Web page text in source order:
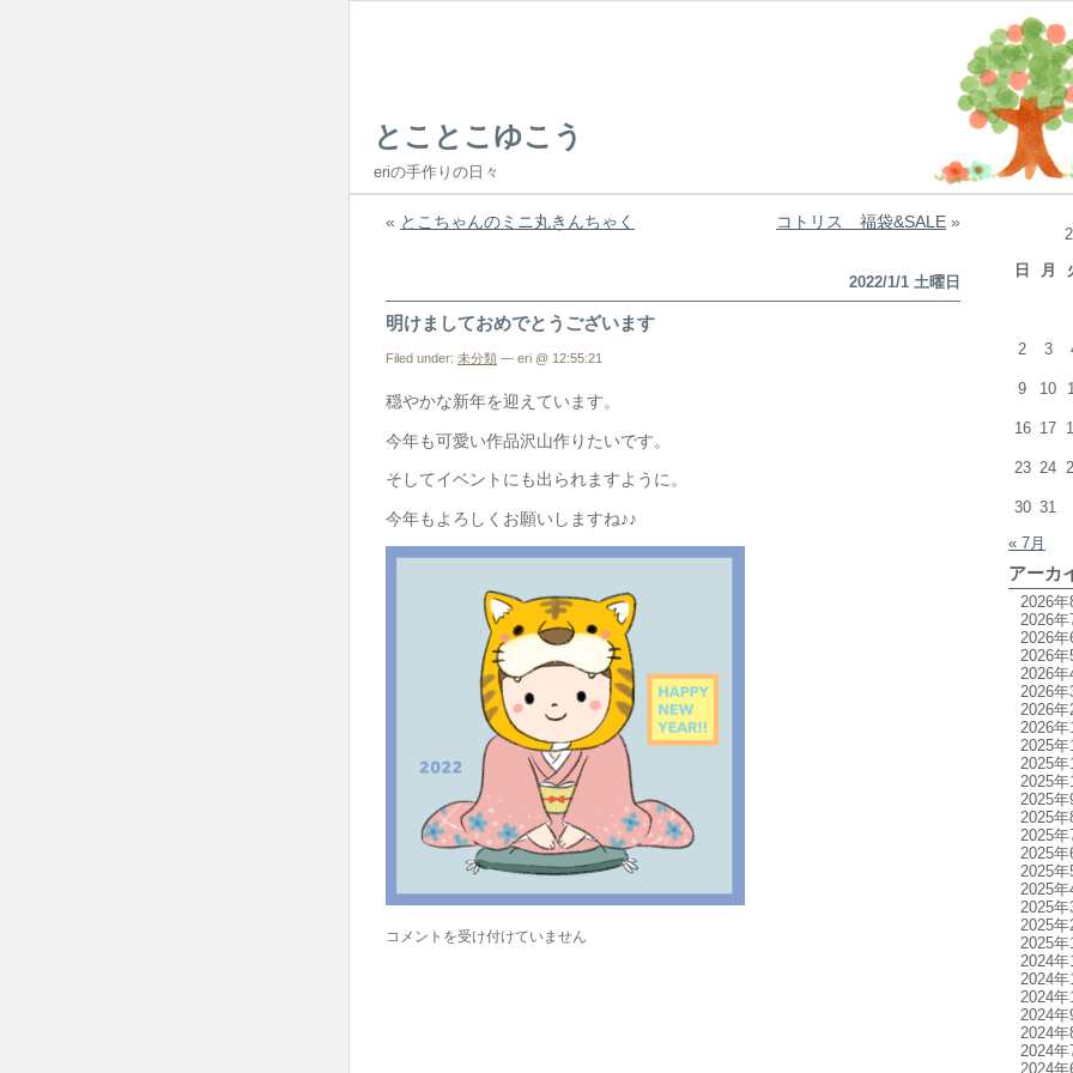
とことこゆこう
eriの手作りの日々
« とこちゃんのミニ丸きんちゃく コトリス 福袋&SALE »
2022/1/1 土曜日
明けましておめでとうございます
Filed under: 未分類 — eri @ 12:55:21
穏やかな新年を迎えています。
今年も可愛い作品沢山作りたいです。
そしてイベントにも出られますように。
今年もよろしくお願いしますね♪♪
明
コメントを受け付けていません
日
月
2 3
9 10
16 17
23 24
30 31
« 7月
アーカ
2026年
2026年
2026年
2026年
2026年
2026年
2026年
2026年
2025年
2025年
2025年
2025年
2025年
2025年
2025年
2025年
2025年
2025年
2025年
2025年
2024年
2024年
2024年
2024年
2024年
2024年
2024年